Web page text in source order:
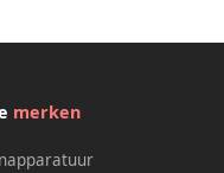
merken